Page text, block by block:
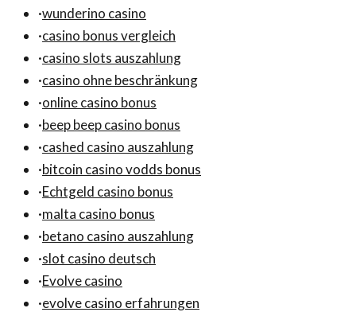
·wunderino casino
·casino bonus vergleich
·casino slots auszahlung
·casino ohne beschränkung
·online casino bonus
·beep beep casino bonus
·cashed casino auszahlung
·bitcoin casino vodds bonus
·Echtgeld casino bonus
·malta casino bonus
·betano casino auszahlung
·slot casino deutsch
·Evolve casino
·evolve casino erfahrungen